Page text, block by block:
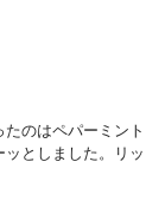
のはペパーミント
としました。リッ